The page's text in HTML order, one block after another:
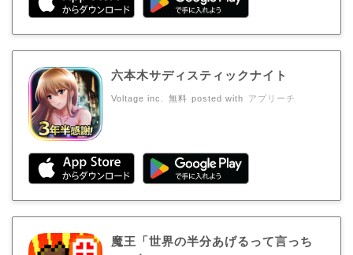
六本木サディスティックナイト
Voltage inc. 無料 posted with アプリーチ
魔王「世界の半分あげるって言っち